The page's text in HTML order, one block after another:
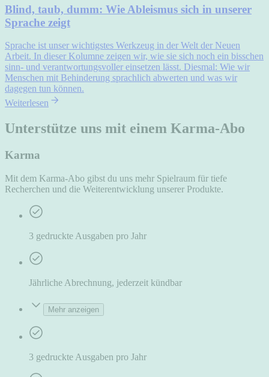
Blind, taub, dumm: Wie Ableismus sich in unserer
Sprache zeigt
Sprache ist unser wichtigstes Werkzeug in der Welt der Neuen
Arbeit. In dieser Kolumne zeigen wir, wie sie sich noch ein bisschen
sinn- und verantwortungsvoller einsetzen lässt. Diesmal: Wie wir
Menschen mit Behinderung sprachlich abwerten und was wir
dagegen tun können.
Weiterlesen
Unterstütze uns mit einem Karma-Abo
Karma
Mit dem Karma-Abo gibst du uns mehr Spielraum für tiefe
Recherchen und die Weiterentwicklung unserer Produkte.
3 gedruckte Ausgaben pro Jahr
Jährliche Abrechnung, jederzeit kündbar
Mehr anzeigen
3 gedruckte Ausgaben pro Jahr